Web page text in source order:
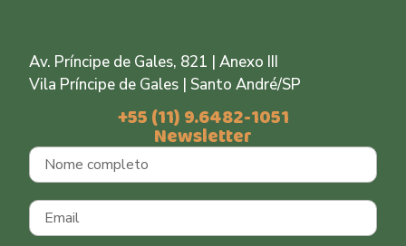
Av. Príncipe de Gales, 821 | Anexo III
Vila Príncipe de Gales | Santo André/SP
+55 (11) 9.6482-1051
Newsletter